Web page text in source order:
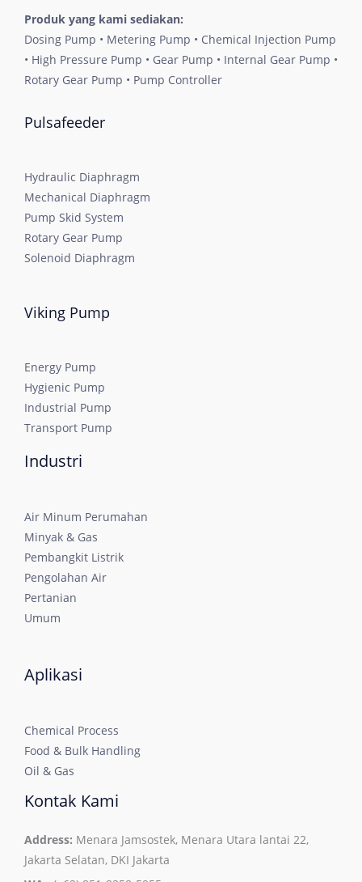
Produk yang kami sediakan:
Dosing Pump • Metering Pump • Chemical Injection Pump
• High Pressure Pump • Gear Pump • Internal Gear Pump •
Rotary Gear Pump • Pump Controller
Pulsafeeder
Hydraulic Diaphragm
Mechanical Diaphragm
Pump Skid System
Rotary Gear Pump
Solenoid Diaphragm
Viking Pump
Energy Pump
Hygienic Pump
Industrial Pump
Transport Pump
Industri
Air Minum Perumahan
Minyak & Gas
Pembangkit Listrik
Pengolahan Air
Pertanian
Umum
Aplikasi
Chemical Process
Food & Bulk Handling
Oil & Gas
Kontak Kami
Address: Menara Jamsostek, Menara Utara lantai 22,
Jakarta Selatan, DKI Jakarta